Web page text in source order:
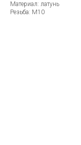
Материал: латунь
Резьба: М10